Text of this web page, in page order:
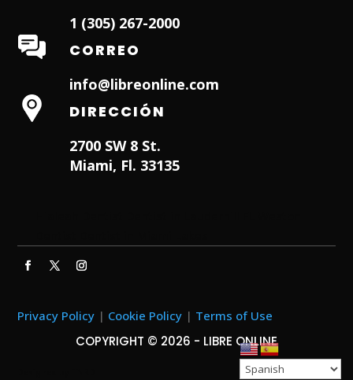
1 (305) 267-2000
CORREO
info@libreonline.com
DIRECCIÓN
2700 SW 8 St.
Miami, Fl. 33135
Privacy Policy | Cookie Policy | Terms of Use
COPYRIGHT © 2026 - LIBRE ONLINE